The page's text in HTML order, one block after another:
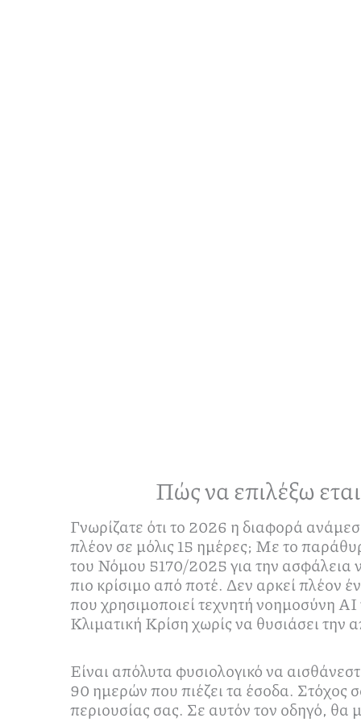
Πώς να επιλέξω
Γνωρίζατε ότι το 2026 η διαφορά
πλέον σε μόλις 15 ημέρες; Με το
του Νόμου 5170/2025 για την
πιο κρίσιμο από ποτέ. Δεν αρκεί πλέον
που χρησιμοποιεί τεχνητή νοημοσύνη ΑΙ
Κλιματική Κρίση χωρίς να θυσιάσει την
Είναι απόλυτα φυσιολογικό να
90 ημερών που πιέζει τα έσοδα. Στόχος
περιουσίας σας. Σε αυτόν τον οδηγό, θα